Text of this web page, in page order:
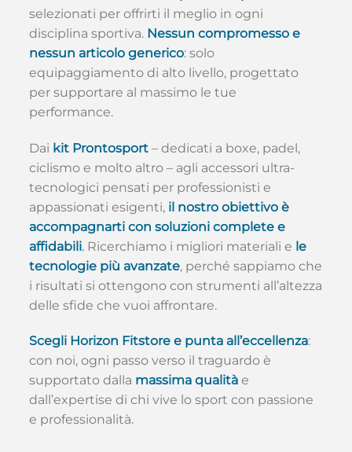
selezionati per offrirti il meglio in ogni
disciplina sportiva. Nessun compromesso e
nessun articolo generico: solo
equipaggiamento di alto livello, progettato
per supportare al massimo le tue
performance.
Dai kit Prontosport – dedicati a boxe, padel,
ciclismo e molto altro – agli accessori ultra-
tecnologici pensati per professionisti e
appassionati esigenti, il nostro obiettivo è
accompagnarti con soluzioni complete e
affidabili. Ricerchiamo i migliori materiali e le
tecnologie più avanzate, perché sappiamo che
i risultati si ottengono con strumenti all’altezza
delle sfide che vuoi affrontare.
Scegli Horizon Fitstore e punta all’eccellenza:
con noi, ogni passo verso il traguardo è
supportato dalla massima qualità e
dall’expertise di chi vive lo sport con passione
e professionalità.